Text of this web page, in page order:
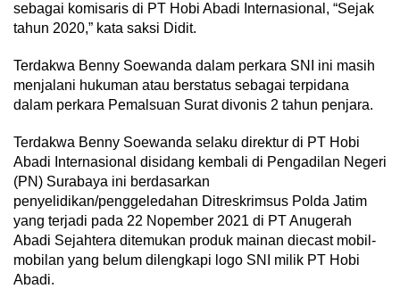
sebagai komisaris di PT Hobi Abadi Internasional, “Sejak
tahun 2020,” kata saksi Didit.
Terdakwa Benny Soewanda dalam perkara SNI ini masih
menjalani hukuman atau berstatus sebagai terpidana
dalam perkara Pemalsuan Surat divonis 2 tahun penjara.
Terdakwa Benny Soewanda selaku direktur di PT Hobi
Abadi Internasional disidang kembali di Pengadilan Negeri
(PN) Surabaya ini berdasarkan
penyelidikan/penggeledahan Ditreskrimsus Polda Jatim
yang terjadi pada 22 Nopember 2021 di PT Anugerah
Abadi Sejahtera ditemukan produk mainan diecast mobil-
mobilan yang belum dilengkapi logo SNI milik PT Hobi
Abadi.